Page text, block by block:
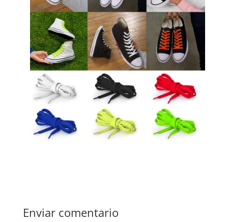
Enviar comentario